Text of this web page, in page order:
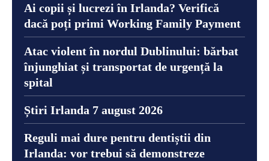
Ai copii și lucrezi în Irlanda? Verifică
dacă poți primi Working Family Payment
Atac violent în nordul Dublinului: bărbat
înjunghiat și transportat de urgență la
spital
Știri Irlanda 7 august 2026
Reguli mai dure pentru dentiștii din
Irlanda: vor trebui să demonstreze